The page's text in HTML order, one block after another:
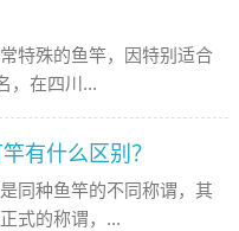
特殊的鱼竿，因特别适合
，在四川...
有什么区别？
同种鱼竿的不同称谓，其
式的称谓，...